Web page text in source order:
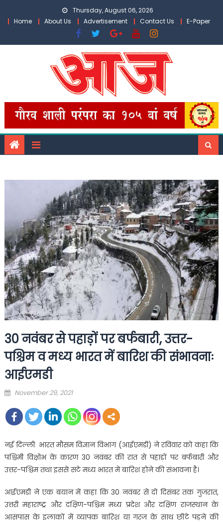
Thursday, August 06, 2026
Home
About Us Advertisement Contact Us E-Paper
30 नवंबर से पहाड़ों पर बर्फबारी, उत्तर-
पश्चिम व मध्य भारत में बारिश की संभावनाः
आईएमडी
Posted
November 29, 2021
नई दिल्लीः भारत मौसम विज्ञान विभाग (आईएमडी) ने रविवार को कहा कि
पश्चिमी विक्षोभ के कारण 30 नवंबर की रात से पहाड़ों पर बर्फबारी और
उत्तर-पश्चिम तथा इससे सटे मध्य भारत में बारिश होने की संभावना है।
आईएमडी ने एक बयान में कहा कि 30 नवंबर से दो दिसंबर तक गुजरात,
उत्तरी महाराष्ट्र और दक्षिण-पश्चिम मध्य प्रदेश और दक्षिण राजस्थान के
आसपास के इलाकों में व्यापक बारिश या गरज के साथ छींटे पड़ने की